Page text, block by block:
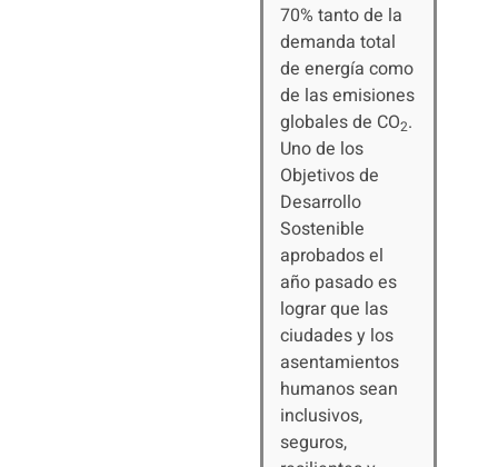
70% tanto de la
demanda total
de energía como
de las emisiones
globales de CO2.
Uno de los
Objetivos de
Desarrollo
Sostenible
aprobados el
año pasado es
lograr que las
ciudades y los
asentamientos
humanos sean
inclusivos,
seguros,